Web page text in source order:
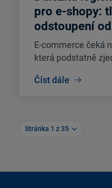
pro e-shopy:
odstoupení
E-commerce čeká
která podstatně
Číst dále
Stránka 1 z 35